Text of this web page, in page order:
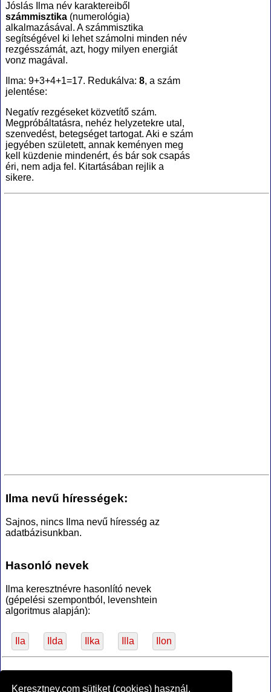
Keresztnev.com sütiket (cookies) használ.
Jóslás Ilma név karaktereiből
számmisztika (numerológia)
alkalmazásával. A számmisztika
segítségével ki lehet számolni minden név
rezgésszámát, azt, hogy milyen energiát
vonz magával.
Ilma: 9+3+4+1=17. Redukálva: 8, a szám
jelentése:
Negatív rezgéseket közvetítő szám.
Megpróbáltatásra, nehéz helyzetekre utal,
szenvedést, betegséget tartogat. Aki e szám
jegyében született, annak keményen meg
kell küzdenie mindenért, és bár sok csapás
éri, nem adja fel. Kitartásában rejlik a
sikere.
Ilma nevű hírességek:
Sajnos, nincs Ilma nevű híresség az
adatbázisunkban.
Hasonló nevek
Ilma keresztnévre hasonlító nevek
(gépelési szempontból, levenshtein
algoritmus alapján):
Ila Ilda Ilka Illa Ilon